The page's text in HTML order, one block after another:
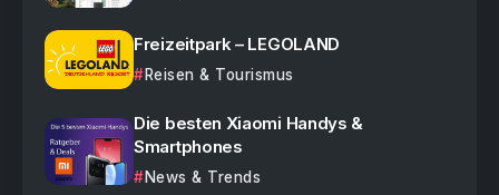
Freizeitpark – LEGOLAND
Reisen & Tourismus
Die besten Xiaomi Handys &
Smartphones
News & Trends